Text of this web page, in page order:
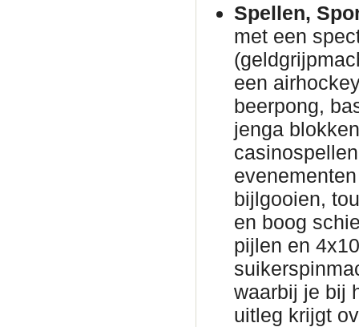
Spellen,
met een
een
beerpong,
jenga
bijlgooien,
en boog
pijlen en
waarbij je bij
uitleg krijgt